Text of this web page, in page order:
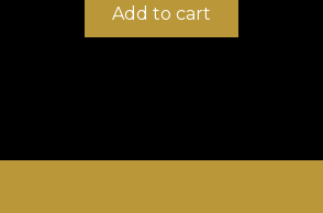
Add to cart